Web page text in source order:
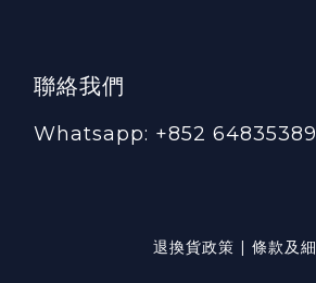
聯絡我們
Whatsapp: +852 64835389
退換貨政策 | 條款及